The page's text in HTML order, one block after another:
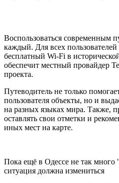
Воспользоваться современным
каждый. Для всех пользователей
бесплатный Wi-Fi в
обеспечит местный провайдер
проекта.
Путеводитель не только
пользователя объекты, но и
на разных языках мира. Также,
оставлять свои отметки и
иных мест на карте.
Пока ещё в Одессе не так много
ситуация должна измениться